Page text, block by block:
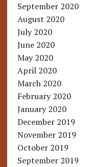
September 2020
August 2020
July 2020
June 2020
May 2020
April 2020
March 2020
February 2020
January 2020
December 2019
November 2019
October 2019
September 2019